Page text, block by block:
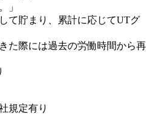
」
て貯まり、累計に応じてUTグ
た際には過去の労働時間から再
規定有り